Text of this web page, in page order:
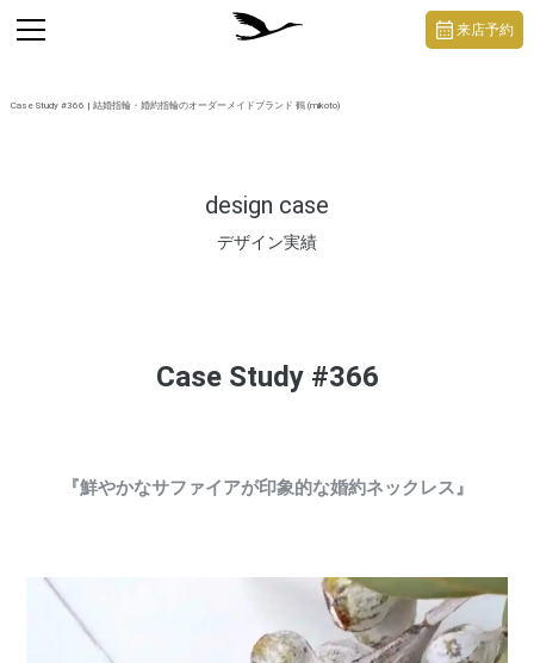
Case Study #366 | 結婚指輪・婚約指輪のオーダーメイドブランド 鶴 (mikoto)
design case
デザイン実績
toggle
navigation
来店予約
Case Study #366
『鮮やかなサファイアが印象的な婚約ネックレス』